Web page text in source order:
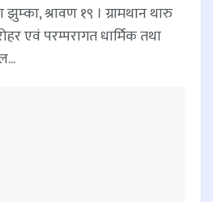
श्रावण १९ । ग्रामथान थारु
एवं परम्परागत धार्मिक तथा